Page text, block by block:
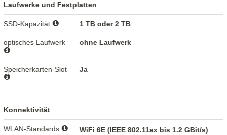
Laufwerke und Festplatten
SSD-Kapazität 1 TB oder 2 TB
optisches Laufwerk ohne Laufwerk
Speicherkarten-Slot Ja
Konnektivität
WLAN-Standards
WiFi 6E (IEEE 802.11ax bis 1.2 GBit/s)